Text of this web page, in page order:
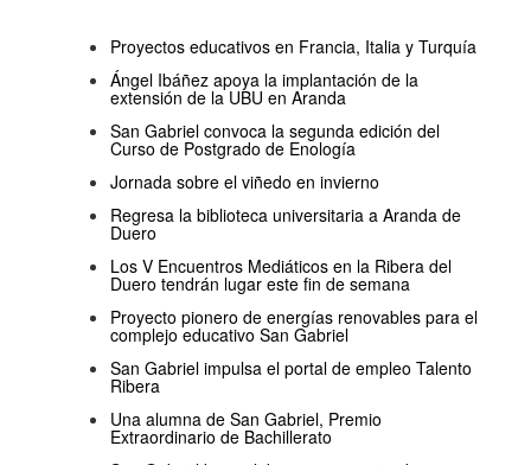
Proyectos educativos en Francia, Italia y Turquía
Ángel Ibáñez apoya la implantación de la
extensión de la UBU en Aranda
San Gabriel convoca la segunda edición del
Curso de Postgrado de Enología
Jornada sobre el viñedo en invierno
Regresa la biblioteca universitaria a Aranda de
Duero
Los V Encuentros Mediáticos en la Ribera del
Duero tendrán lugar este fin de semana
Proyecto pionero de energías renovables para el
complejo educativo San Gabriel
San Gabriel impulsa el portal de empleo Talento
Ribera
Una alumna de San Gabriel, Premio
Extraordinario de Bachillerato